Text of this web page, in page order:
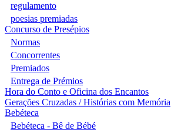
regulamento
poesias premiadas
Concurso de Presépios
Normas
Concorrentes
Premiados
Entrega de Prémios
Hora do Conto e Oficina dos Encantos
Gerações Cruzadas / Histórias com Memória
Bebéteca
Bebéteca - Bê de Bébé